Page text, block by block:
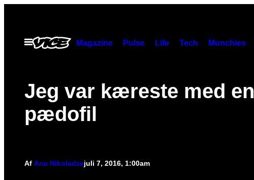
indhold
Åbn
Menu
Magazine Pulse Life Tech Munchies
Jeg var kæreste med en
pædofil
Af Ana Nikoladzejuli 7, 2016, 1:00am